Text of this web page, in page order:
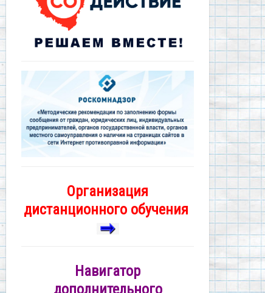
Организация
дистанционного обучения
Навигатор
дополнительного